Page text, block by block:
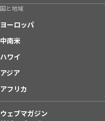
国と地域
ヨーロッパ
中南米
ハワイ
アジア
アフリカ
ウェブマガジン